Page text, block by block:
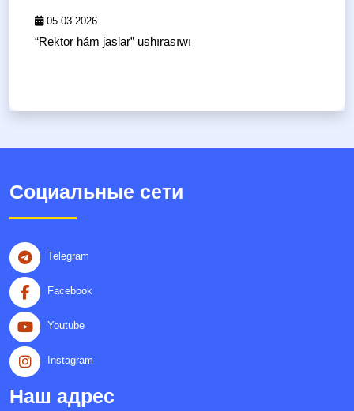
05.03.2026
“Rektor hám jaslar” ushırasıwı
Социальные сети
Telegram
Facebook
Youtube
Instagram
Наш адрес